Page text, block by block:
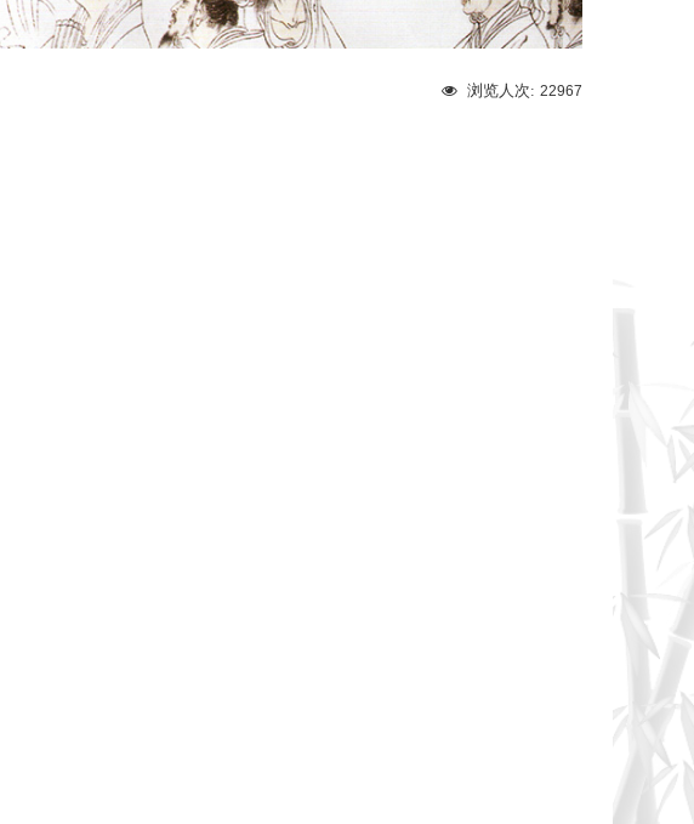
浏览人次: 22967